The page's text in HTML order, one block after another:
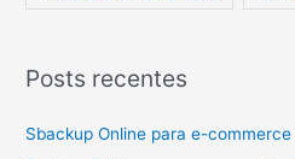
Posts recentes
Sbackup Online para e-commerce